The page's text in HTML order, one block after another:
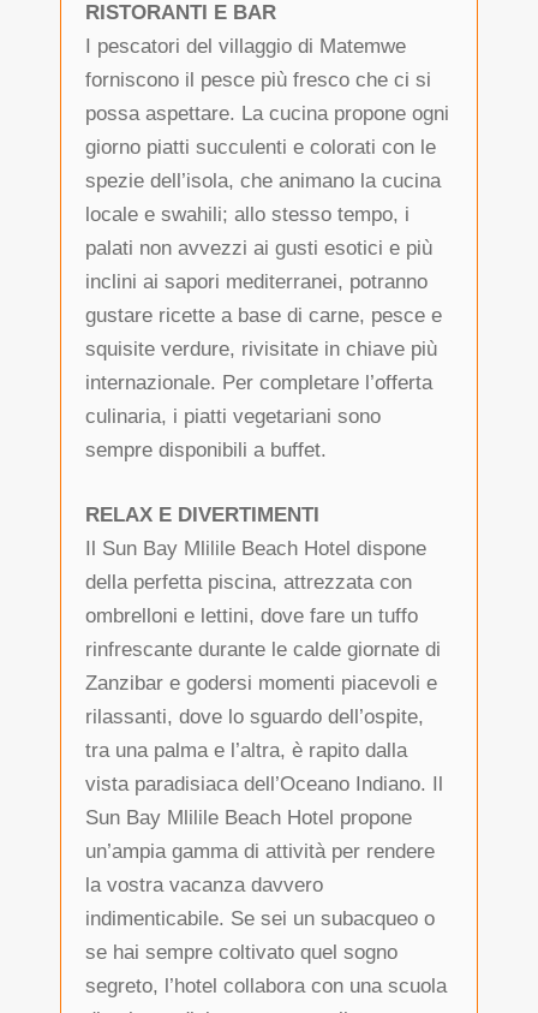
RISTORANTI E BAR
I pescatori del villaggio di Matemwe
forniscono il pesce più fresco che ci si
possa aspettare. La cucina propone ogni
giorno piatti succulenti e colorati con le
spezie dell’isola, che animano la cucina
locale e swahili; allo stesso tempo, i
palati non avvezzi ai gusti esotici e più
inclini ai sapori mediterranei, potranno
gustare ricette a base di carne, pesce e
squisite verdure, rivisitate in chiave più
internazionale. Per completare l’offerta
culinaria, i piatti vegetariani sono
sempre disponibili a buffet.
RELAX E DIVERTIMENTI
Il Sun Bay Mlilile Beach Hotel dispone
della perfetta piscina, attrezzata con
ombrelloni e lettini, dove fare un tuffo
rinfrescante durante le calde giornate di
Zanzibar e godersi momenti piacevoli e
rilassanti, dove lo sguardo dell’ospite,
tra una palma e l’altra, è rapito dalla
vista paradisiaca dell’Oceano Indiano. Il
Sun Bay Mlilile Beach Hotel propone
un’ampia gamma di attività per rendere
la vostra vacanza davvero
indimenticabile. Se sei un subacqueo o
se hai sempre coltivato quel sogno
segreto, l’hotel collabora con una scuola